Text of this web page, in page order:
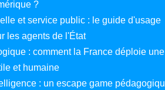
?
et service public : le guide d'usage
les agents de l'État
: comment la France déploie
et humaine
: un escape game